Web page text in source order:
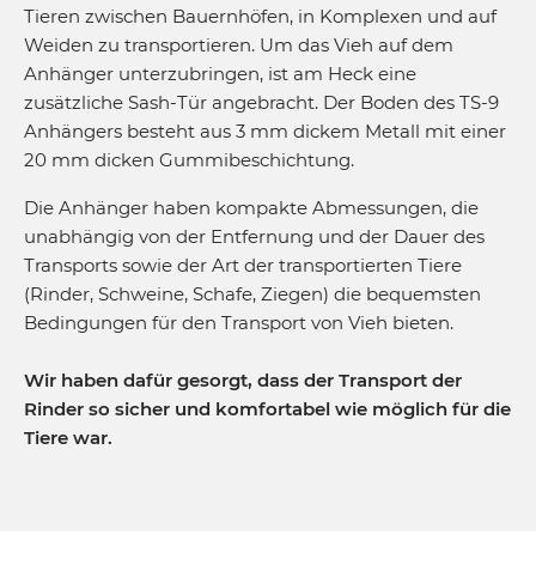
Tieren zwischen Bauernhöfen, in Komplexen und auf
Weiden zu transportieren. Um das Vieh auf dem
Anhänger unterzubringen, ist am Heck eine
zusätzliche Sash-Tür angebracht. Der Boden des TS-9
Anhängers besteht aus 3 mm dickem Metall mit einer
20 mm dicken Gummibeschichtung.
Die Anhänger haben kompakte Abmessungen, die
unabhängig von der Entfernung und der Dauer des
Transports sowie der Art der transportierten Tiere
(Rinder, Schweine, Schafe, Ziegen) die bequemsten
Bedingungen für den Transport von Vieh bieten.
Wir haben dafür gesorgt, dass der Transport der
Rinder so sicher und komfortabel wie möglich für die
Tiere war.